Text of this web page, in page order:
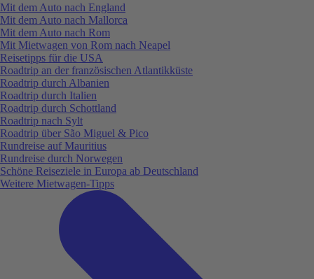
Mit dem Auto nach England
Mit dem Auto nach Mallorca
Mit dem Auto nach Rom
Mit Mietwagen von Rom nach Neapel
Reisetipps für die USA
Roadtrip an der französischen Atlantikküste
Roadtrip durch Albanien
Roadtrip durch Italien
Roadtrip durch Schottland
Roadtrip nach Sylt
Roadtrip über São Miguel & Pico
Rundreise auf Mauritius
Rundreise durch Norwegen
Schöne Reiseziele in Europa ab Deutschland
Weitere Mietwagen-Tipps